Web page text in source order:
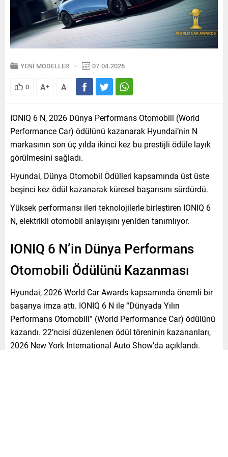
YENİ MODELLER 07.04.2026
0 A+ A-
IONIQ 6 N, 2026 Dünya Performans Otomobili (World
Performance Car) ödülünü kazanarak Hyundai’nin N
markasının son üç yılda ikinci kez bu prestijli ödüle layık
görülmesini sağladı.
Hyundai, Dünya Otomobil Ödülleri kapsamında üst üste
beşinci kez ödül kazanarak küresel başarısını sürdürdü.
Yüksek performansı ileri teknolojilerle birleştiren IONIQ 6
N, elektrikli otomobil anlayışını yeniden tanımlıyor.
IONIQ 6 N’in Dünya Performans
Otomobili Ödülünü Kazanması
Hyundai, 2026 World Car Awards kapsamında önemli bir
başarıya imza attı. IONIQ 6 N ile “Dünyada Yılın
Performans Otomobili” (World Performance Car) ödülünü
kazandı. 22’ncisi düzenlenen ödül töreninin kazananları,
2026 New York International Auto Show’da açıklandı.